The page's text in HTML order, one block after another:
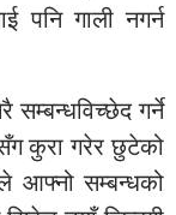
पनि गाली नगर्न
गर्ने
कुरा गरेर छुटेको
आफ्नो सम्बन्धको